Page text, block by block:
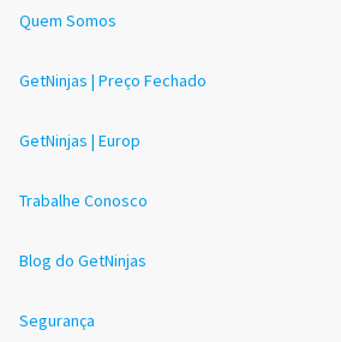
Quem Somos
GetNinjas | Preço Fechado
GetNinjas | Europ
Trabalhe Conosco
Blog do GetNinjas
Segurança